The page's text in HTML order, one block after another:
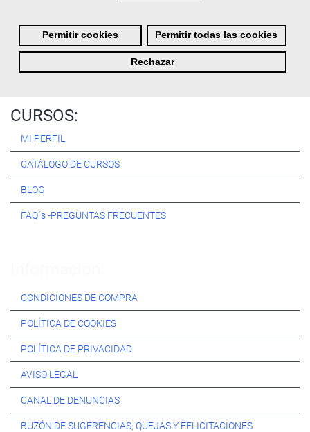
Permitir cookies Permitir todas las cookies
Rechazar
CURSOS:
MI PERFIL
CATÁLOGO DE CURSOS
BLOG
FAQ´s -PREGUNTAS FRECUENTES
CONDICIONES DE COMPRA
POLÍTICA DE COOKIES
POLÍTICA DE PRIVACIDAD
AVISO LEGAL
CANAL DE DENUNCIAS
BUZÓN DE SUGERENCIAS, QUEJAS Y FELICITACIONES